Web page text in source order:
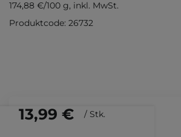
13,99 € / Stk.
174,88 €/100 g, inkl. MwSt.
Produktcode: 26732